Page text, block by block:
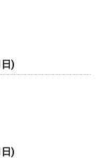
)
)